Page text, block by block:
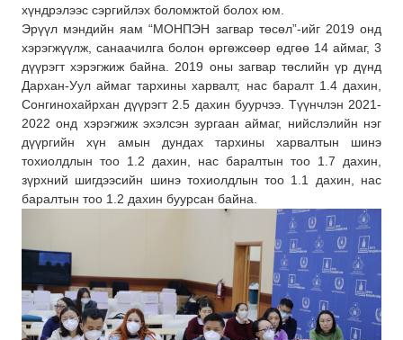
хүндрэлээс сэргийлэх боломжтой болох юм.
Эрүүл мэндийн яам “МОНПЭН загвар төсөл”-ийг 2019 онд
хэрэгжүүлж, санаачилга болон өргөжсөөр өдгөө 14 аймаг, 3
дүүрэгт хэрэгжиж байна. 2019 оны загвар төслийн үр дүнд
Дархан-Уул аймаг тархины харвалт, нас баралт 1.4 дахин,
Сонгинохайрхан дүүрэгт 2.5 дахин буурчээ. Түүнчлэн 2021-
2022 онд хэрэгжиж эхэлсэн зургаан аймаг, нийслэлийн нэг
дүүргийн хүн амын дундах тархины харвалтын шинэ
тохиолдлын тоо 1.2 дахин, нас баралтын тоо 1.7 дахин,
зүрхний шигдээсийн шинэ тохиолдлын тоо 1.1 дахин, нас
баралтын тоо 1.2 дахин буурсан байна.